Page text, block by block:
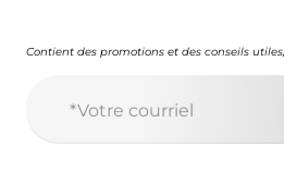
Contient des promotions et des conseils